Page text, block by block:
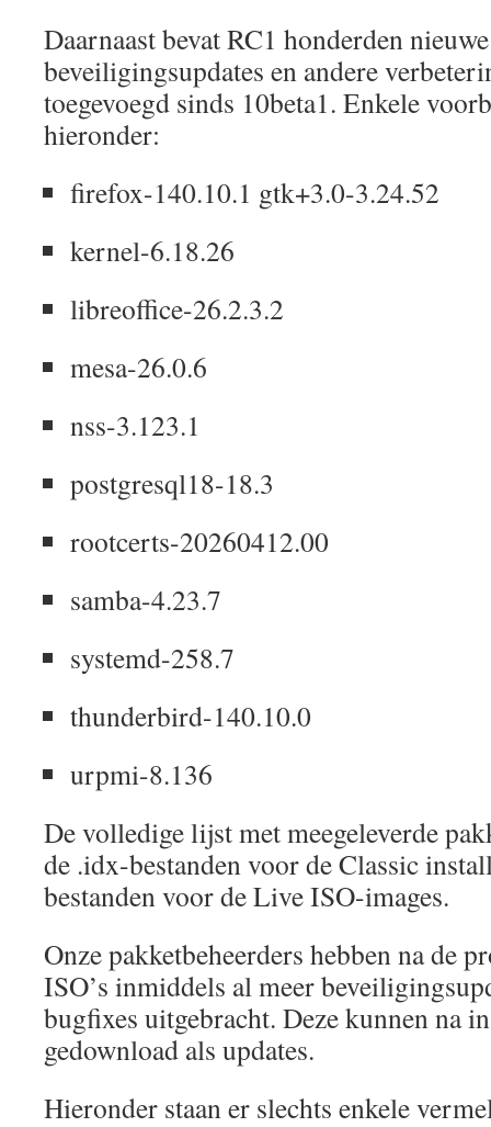
Daarnaast bevat RC1 honderden
beveiligingsupdates en andere
toegevoegd sinds 10beta1. Enkele
hieronder:
firefox-140.10.1 gtk+3.0-3.24.52
kernel-6.18.26
libreoffice-26.2.3.2
mesa-26.0.6
nss-3.123.1
postgresql18-18.3
rootcerts-20260412.00
samba-4.23.7
systemd-258.7
thunderbird-140.10.0
urpmi-8.136
De volledige lijst met meegeleverde
de .idx-bestanden voor de Classic
bestanden voor de Live ISO-images.
Onze pakketbeheerders hebben na de
ISO’s inmiddels al meer
bugfixes uitgebracht. Deze kunnen na
gedownload als updates.
Hieronder staan ​​er slechts enkele